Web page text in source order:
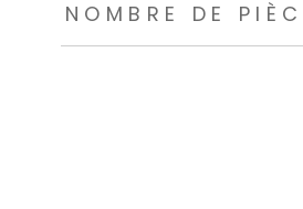
NOMBRE DE